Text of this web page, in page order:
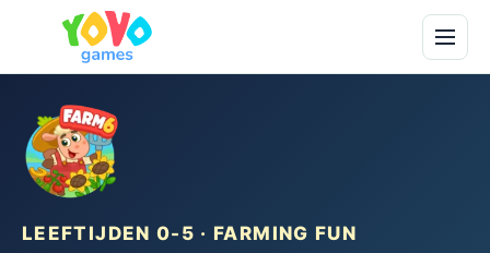
LEEFTIJDEN 0-5 · FARMING FUN